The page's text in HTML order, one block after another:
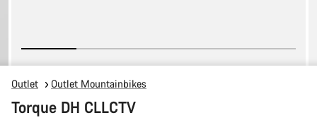
Outlet Outlet Mountainbikes
Torque DH CLLCTV